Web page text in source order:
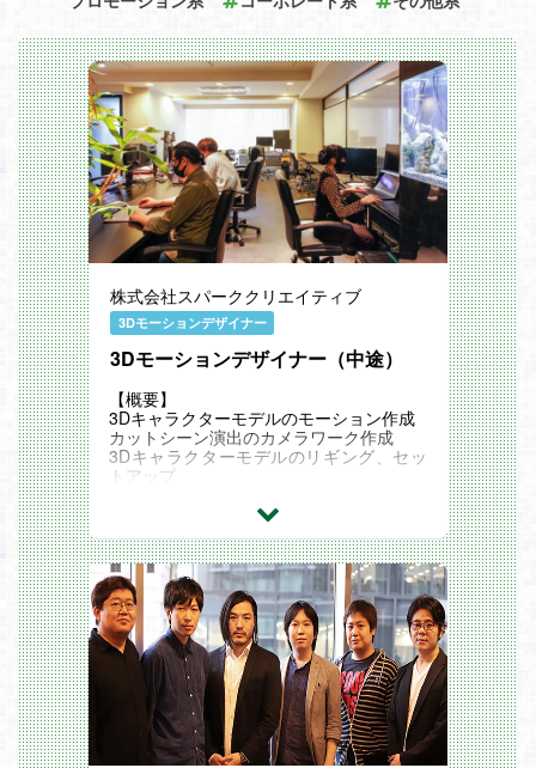
株式会社スパーククリエイティブ
3Dモーションデザイナー
3Dモーションデザイナー（中途）
【概要】
3Dキャラクターモデルのモーション作成
カットシーン演出のカメラワーク作成
3Dキャラクターモデルのリギング、セッ
トアップ